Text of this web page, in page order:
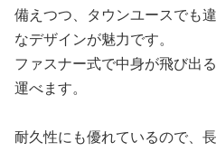
備えつつ、タウンユースでも
なデザインが魅力です。
ファスナー式で中身が飛び出
運べます。
耐久性にも優れているので、